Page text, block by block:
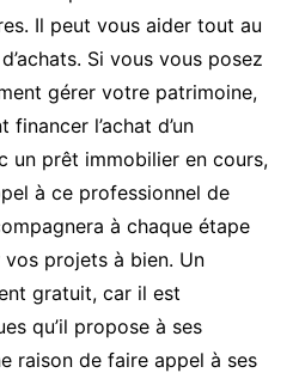
Il peut vous aider tout au
Si vous vous posez
gérer votre patrimoine,
l’achat d’un
un prêt immobilier en cours,
à ce professionnel de
à chaque étape
projets à bien. Un
gratuit, car il est
qu’il propose à ses
raison de faire appel à ses